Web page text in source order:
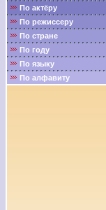
По актёру
По режиссеру
По стране
По году
По языку
По алфавиту